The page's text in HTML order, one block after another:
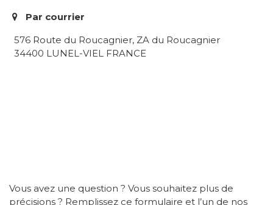
Par courrier
576 Route du Roucagnier, ZA du Roucagnier
34400 LUNEL-VIEL FRANCE
Vous avez une question ? Vous souhaitez plus de
précisions ? Remplissez ce formulaire et l’un de nos